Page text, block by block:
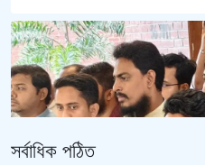
সর্বাধিক পঠিত